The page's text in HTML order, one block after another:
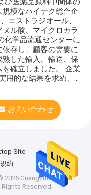
模なハイテク総合企
エストラジオール、
ル酸、マイクロカラ
化学品流通センターに
存し、顧客の需要に
した輸入、輸送、保
確立しました。 企業
用的な結果を求め、...
お問い合わせ
Site
約
2026 Guangzhou Mersi
Reserved.